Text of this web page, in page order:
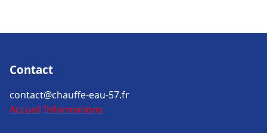
Contact
contact@chauffe-eau-57.fr
Accueil Informations